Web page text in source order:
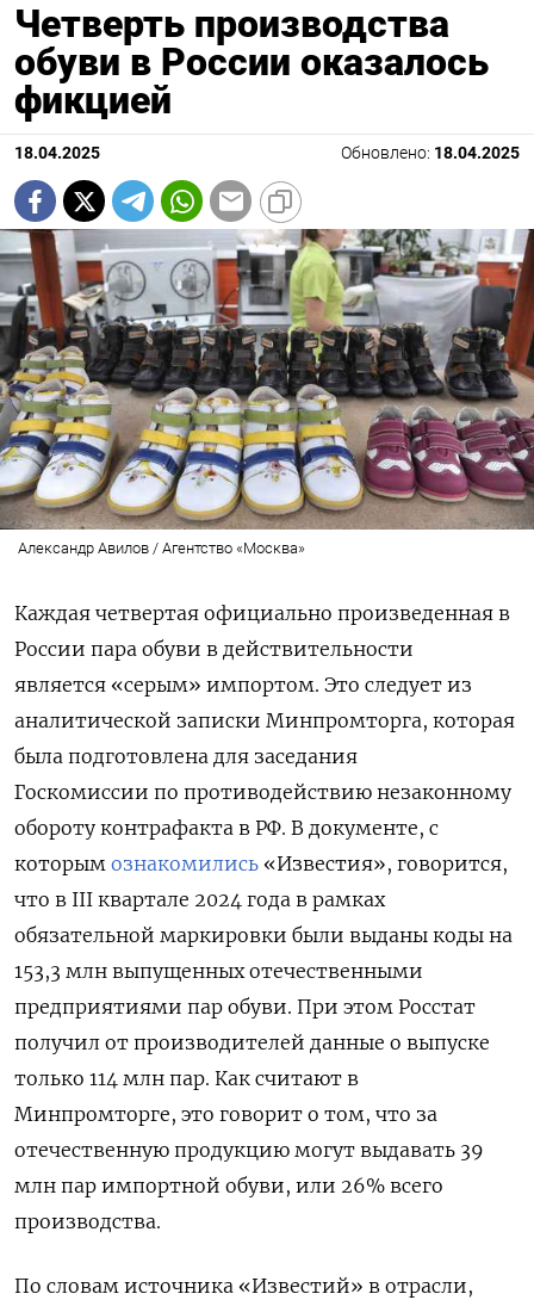
Четверть производства
обуви в России оказалось
фикцией
18.04.2025 Обновлено: 18.04.2025
Александр Авилов / Агентство «Москва»
Каждая четвертая официально произведенная в
России пара обуви в действительности
является «серым» импортом. Это следует из
аналитической записки Минпромторга, которая
была подготовлена для заседания
Госкомиссии по противодействию незаконному
обороту контрафакта в РФ. В документе, с
которым ознакомились «Известия», говорится,
что в III квартале 2024 года в рамках
обязательной маркировки были выданы коды на
153,3 млн выпущенных отечественными
предприятиями пар обуви. При этом Росстат
получил от производителей данные о выпуске
только 114 млн пар. Как считают в
Минпромторге, это говорит о том, что за
отечественную продукцию могут выдавать 39
млн пар импортной обуви, или 26% всего
производства.
По словам источника «Известий» в отрасли,